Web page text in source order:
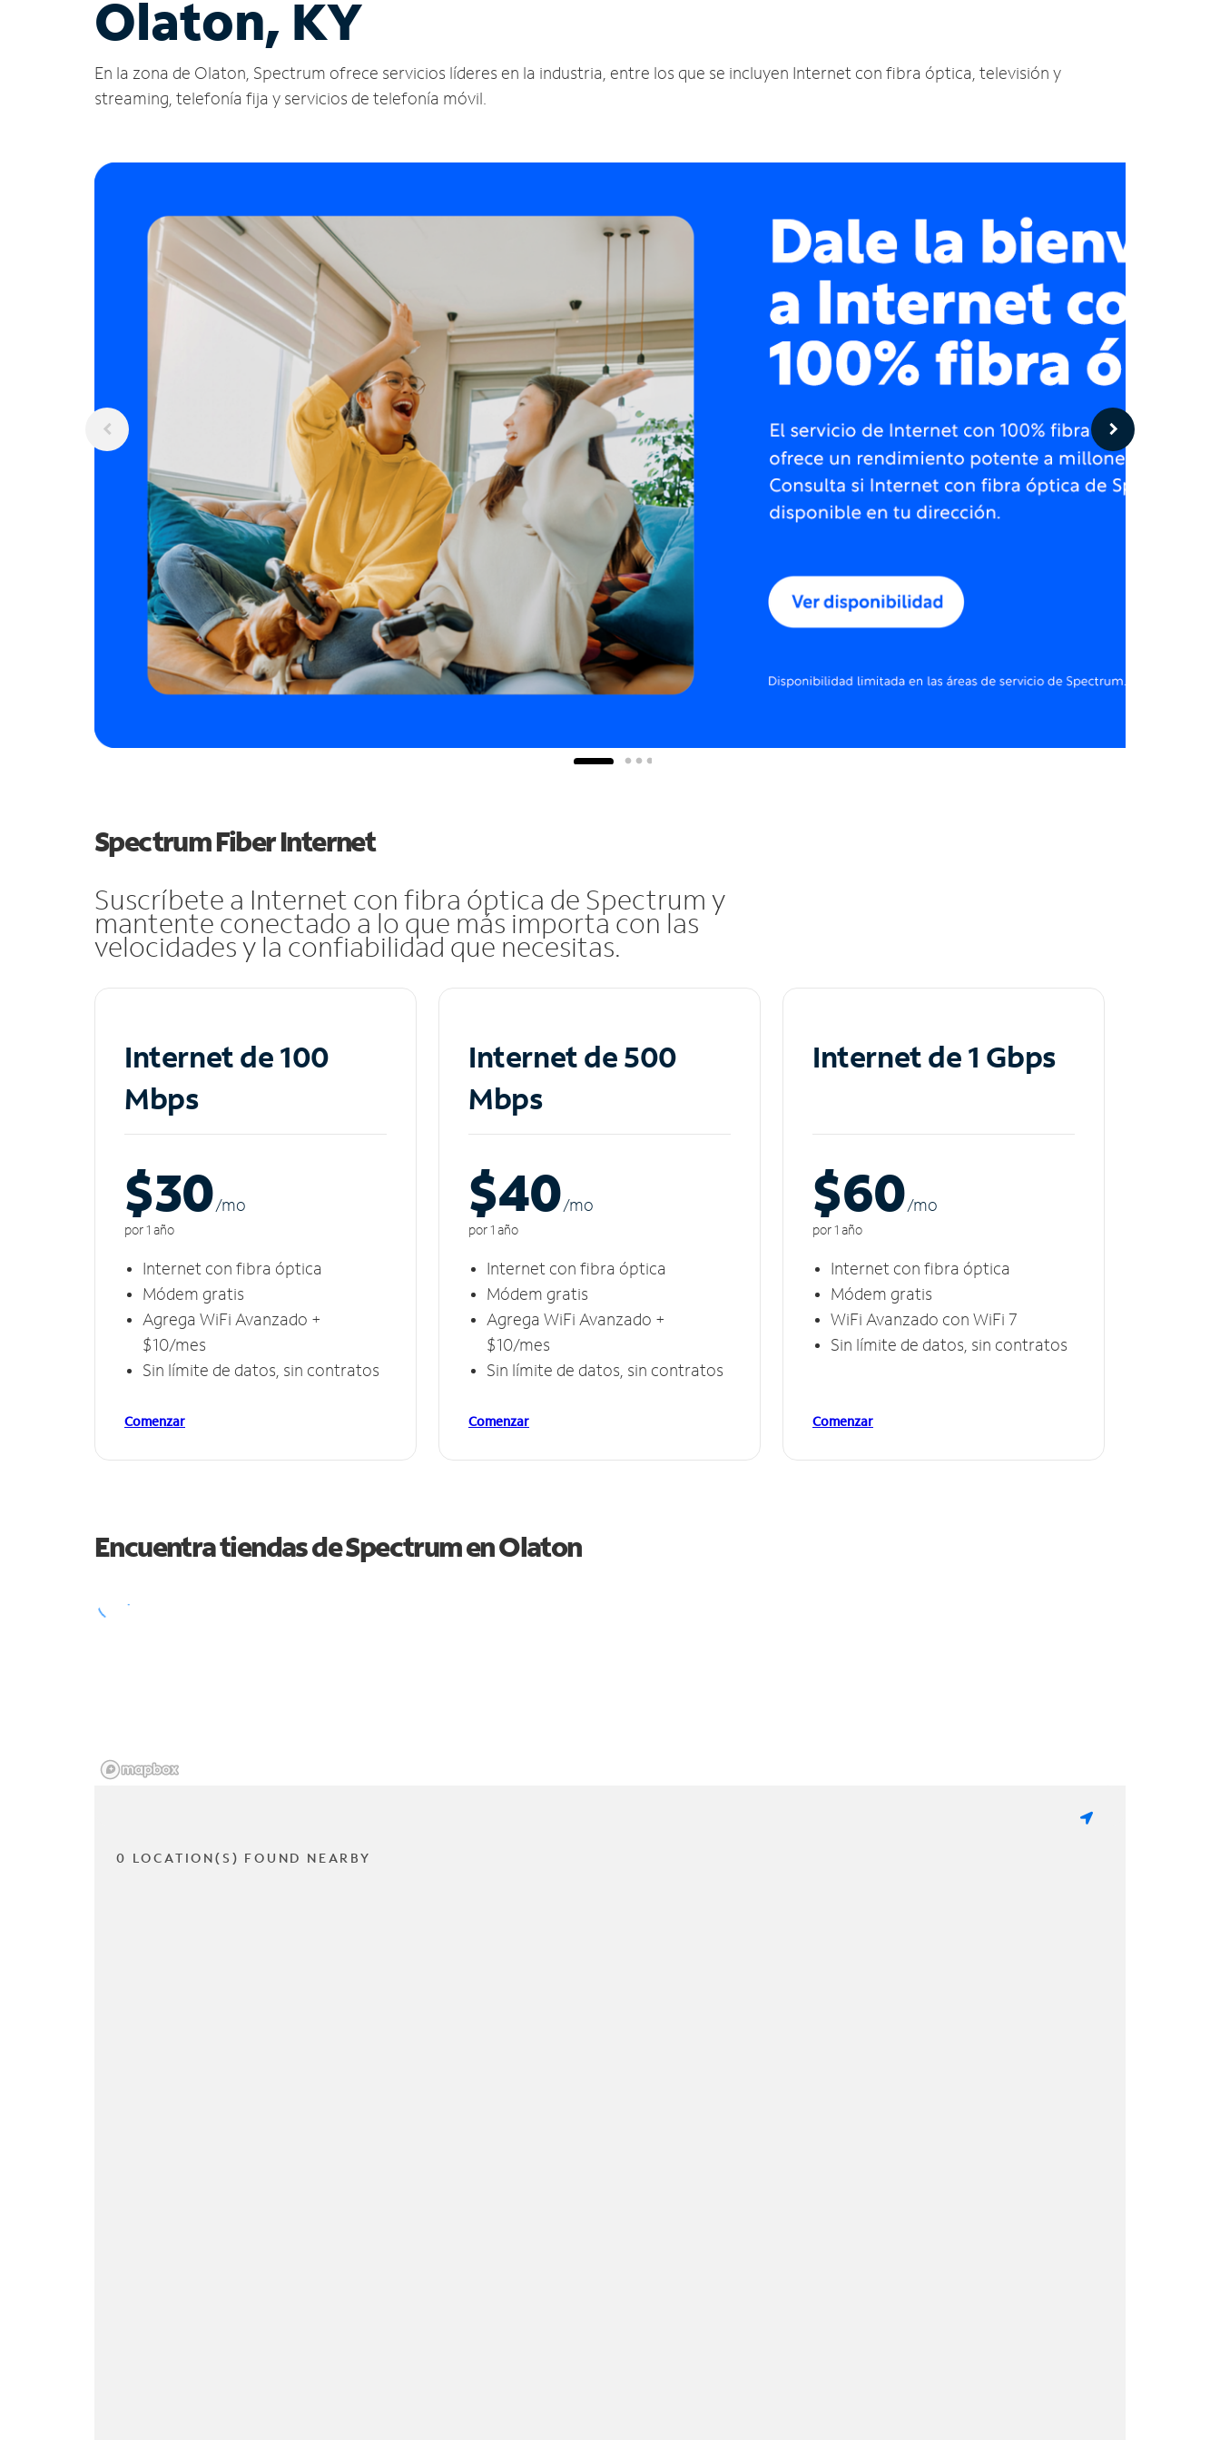
Olaton, KY
En la zona de Olaton, Spectrum ofrece servicios líderes en la industria, entre los que se incluyen Internet con fibra óptica, televisión y
streaming, telefonía fija y servicios de telefonía móvil.
Spectrum Fiber Internet
Suscríbete a Internet con fibra óptica de Spectrum y
mantente conectado a lo que más importa con las
velocidades y la confiabilidad que necesitas.
Internet de 100
Mbps
$30/mo
por 1 año
Internet con fibra óptica
Módem gratis
Agrega WiFi Avanzado +
$10/mes
Sin límite de datos, sin contratos
Comenzar
Internet de 500
Mbps
$40/mo
por 1 año
Internet con fibra óptica
Módem gratis
Agrega WiFi Avanzado +
$10/mes
Sin límite de datos, sin contratos
Comenzar
Internet de 1 Gbps
$60/mo
por 1 año
Internet con fibra óptica
Módem gratis
WiFi Avanzado con WiFi 7
Sin límite de datos, sin contratos
Comenzar
Encuentra tiendas de Spectrum enOlaton
0 LOCATION(S) FOUND NEARBY